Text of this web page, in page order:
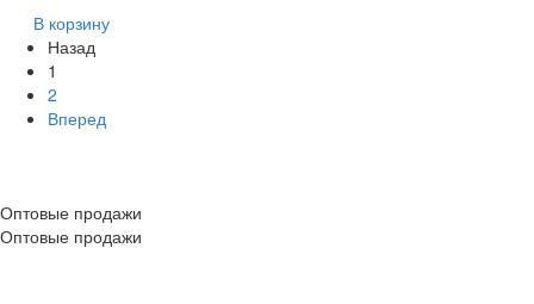
В корзину
Назад
1
2
Вперед
Оптовые продажи
Оптовые продажи